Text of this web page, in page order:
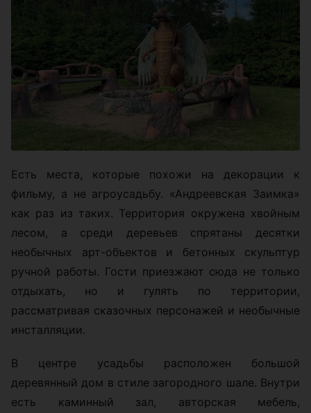
Есть места, которые похожи на декорации к
фильму, а не агроусадьбу. «Андреевская Заимка»
как раз из таких. Территория окружена хвойным
лесом, а среди деревьев спрятаны десятки
необычных арт-объектов и бетонных скульптур
ручной работы. Гости приезжают сюда не только
отдыхать, но и гулять по территории,
рассматривая сказочных персонажей и необычные
инсталляции.
В центре усадьбы расположен большой
деревянный дом в стиле загородного шале. Внутри
есть каминный зал, авторская мебель,